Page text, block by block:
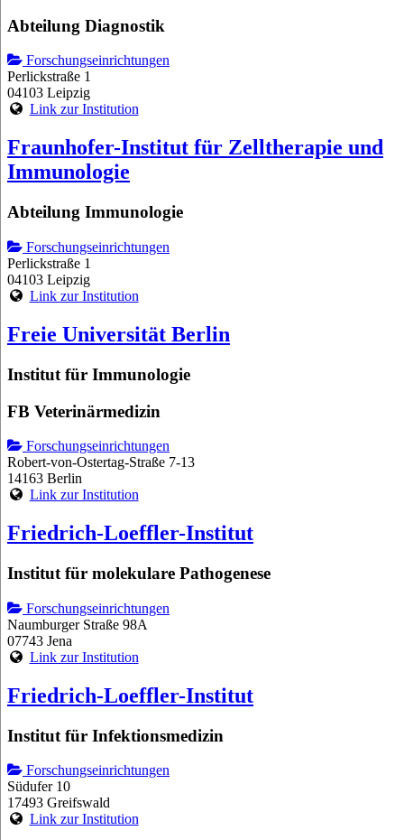
Abteilung Diagnostik
Forschungseinrichtungen
Perlickstraße 1
04103 Leipzig
Link zur Institution
Fraunhofer-Institut für Zelltherapie und
Immunologie
Abteilung Immunologie
Forschungseinrichtungen
Perlickstraße 1
04103 Leipzig
Link zur Institution
Freie Universität Berlin
Institut für Immunologie
FB Veterinärmedizin
Forschungseinrichtungen
Robert-von-Ostertag-Straße 7-13
14163 Berlin
Link zur Institution
Friedrich-Loeffler-Institut
Institut für molekulare Pathogenese
Forschungseinrichtungen
Naumburger Straße 98A
07743 Jena
Link zur Institution
Friedrich-Loeffler-Institut
Institut für Infektionsmedizin
Forschungseinrichtungen
Südufer 10
17493 Greifswald
Link zur Institution